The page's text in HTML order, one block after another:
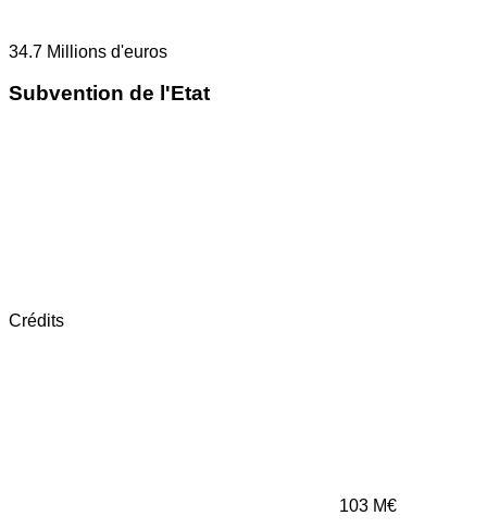
34.7 Millions d'euros
Subvention de l'Etat
Crédits
103 M€